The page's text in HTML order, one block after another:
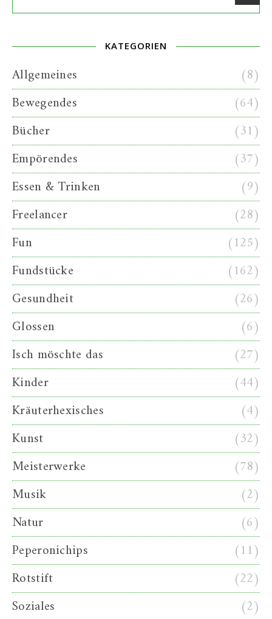
KATEGORIEN
Allgemeines
(8)
Bewegendes
(64)
Bücher
(31)
Empörendes
(37)
Essen & Trinken
(9)
Freelancer
(28)
Fun
(125)
Fundstücke
(162)
Gesundheit
(26)
Glossen
(6)
Isch möschte das
(27)
Kinder
(44)
Kräuterhexisches
(4)
Kunst
(32)
Meisterwerke
(78)
Musik
(2)
Natur
(6)
Peperonichips
(11)
Rotstift
(22)
Soziales
(2)